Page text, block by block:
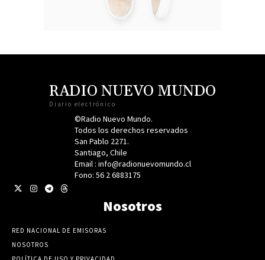
RADIO NUEVO MUNDO
Diario electrónico
©Radio Nuevo Mundo.
Todos los derechos reservados
San Pablo 2271.
Santiago, Chile
Email : info@radionuevomundo.cl
Fono: 56 2 6883175
Nosotros
RED NACIONAL DE EMISORAS
NOSOTROS